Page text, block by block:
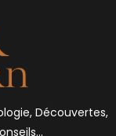
Découvertes,